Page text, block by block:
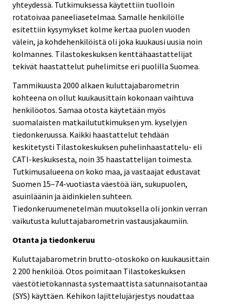
yhteydessä. Tutkimuksessa käytettiin tuolloin
rotatoivaa paneeliasetelmaa. Samalle henkilölle
esitettiin kysymykset kolme kertaa puolen vuoden
välein, ja kohdehenkilöistä oli joka kuukausi uusia noin
kolmannes. Tilastokeskuksen kenttähaastattelijat
tekivät haastattelut puhelimitse eri puolilla Suomea.
Tammikuusta 2000 alkaen kuluttajabarometrin
kohteena on ollut kuukausittain kokonaan vaihtuva
henkilöotos. Samaa otosta käytetään myös
suomalaisten matkailututkimuksen ym. kyselyjen
tiedonkeruussa. Kaikki haastattelut tehdään
keskitetysti Tilastokeskuksen puhelinhaastattelu- eli
CATI-keskuksesta, noin 35 haastattelijan toimesta.
Tutkimusalueena on koko maa, ja vastaajat edustavat
Suomen 15–74-vuotiasta väestöä iän, sukupuolen,
asuinläänin ja äidinkielen suhteen.
Tiedonkeruumenetelmän muutoksella oli jonkin verran
vaikutusta kuluttajabarometrin vastausjakaumiin.
Otanta ja tiedonkeruu
Kuluttajabarometrin brutto-otoskoko on kuukausittain
2 200 henkilöä. Otos poimitaan Tilastokeskuksen
väestötietokannasta systemaattista satunnaisotantaa
(SYS) käyttäen. Kehikon lajittelujärjestys noudattaa